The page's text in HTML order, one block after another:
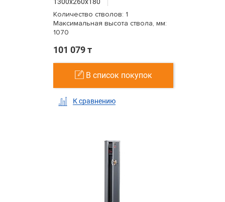
Количество стволов: 1
Максимальная высота ствола, мм:
1070
101 079 т
В список покупок
К сравнению